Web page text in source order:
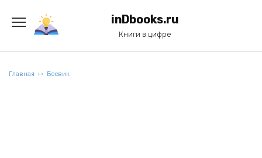
содержанию
inDbooks.ru
Книги в цифре
Главная Боевик